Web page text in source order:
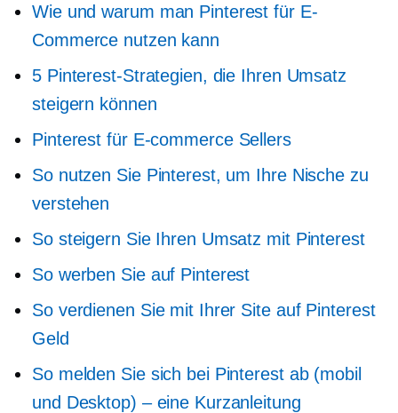
Wie und warum man Pinterest für E-
Commerce nutzen kann
5 Pinterest-Strategien, die Ihren Umsatz
steigern können
Pinterest für E-commerceSellers
So nutzen Sie Pinterest, um Ihre Nische zu
verstehen
So steigern Sie Ihren Umsatz mit Pinterest
So werben Sie auf Pinterest
So verdienen Sie mit Ihrer Site auf Pinterest
Geld
So melden Sie sich bei Pinterest ab (mobil
und Desktop) – eine Kurzanleitung